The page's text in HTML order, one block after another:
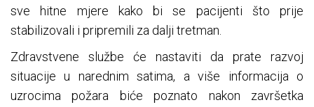
sve hitne mjere kako bi se pacijenti što prije
stabilizovali i pripremili za dalji tretman.
Zdravstvene službe će nastaviti da prate razvoj
situacije u narednim satima, a više informacija o
uzrocima požara biće poznato nakon završetka